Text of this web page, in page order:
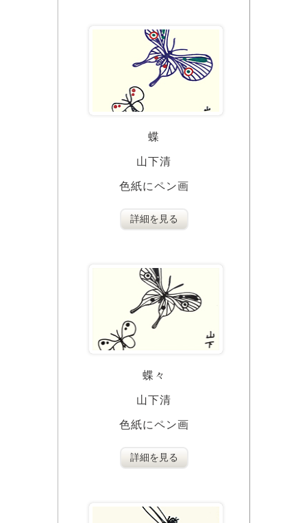
蝶
山下清
色紙にペン画
詳細を見る
蝶々
山下清
色紙にペン画
詳細を見る